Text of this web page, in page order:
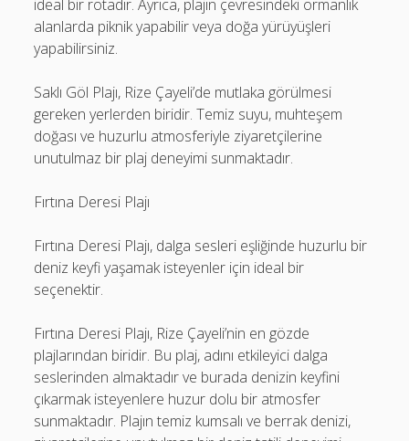
ideal bir rotadır. Ayrıca, plajın çevresindeki ormanlık
alanlarda piknik yapabilir veya doğa yürüyüşleri
yapabilirsiniz.
Saklı Göl Plajı, Rize Çayeli’de mutlaka görülmesi
gereken yerlerden biridir. Temiz suyu, muhteşem
doğası ve huzurlu atmosferiyle ziyaretçilerine
unutulmaz bir plaj deneyimi sunmaktadır.
Fırtına Deresi Plajı
Fırtına Deresi Plajı, dalga sesleri eşliğinde huzurlu bir
deniz keyfi yaşamak isteyenler için ideal bir
seçenektir.
Fırtına Deresi Plajı, Rize Çayeli’nin en gözde
plajlarından biridir. Bu plaj, adını etkileyici dalga
seslerinden almaktadır ve burada denizin keyfini
çıkarmak isteyenlere huzur dolu bir atmosfer
sunmaktadır. Plajın temiz kumsalı ve berrak denizi,